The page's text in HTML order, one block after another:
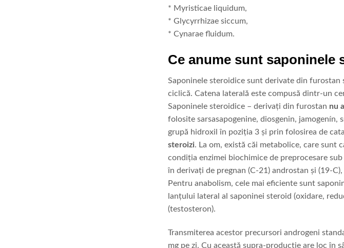
* Myristicae liquidum,
* Glycyrrhizae siccum,
* Cynarae fluidum.
Ce anume sunt saponinele
Saponinele steroidice sunt derivate din furostan
ciclică. Catena laterală este compusă dintr-un
Saponinele steroidice – derivați din furostan nu
folosite sarsasapogenine, diosgenin, jamogenín,
grupă hidroxil în poziția 3 și prin folosirea de
steroizi. La om, există căi metabolice, care sunt
condiția enzimei biochimice de preprocesare
în derivați de pregnan (C-21) androstan și (19-
Pentru anabolism, cele mai eficiente sunt
lanțului lateral al saponinei steroid (oxidare,
(testosteron).
Transmiterea acestor precursori androgeni
mg pe zi. Cu această supra-producție are loc în